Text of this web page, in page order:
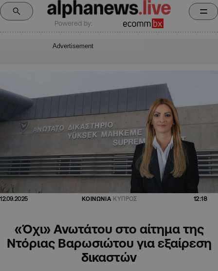
Powered by:
Advertisement
12.09.2025 ΚΟΙΝΩΝΙΑ ΚΥΠΡΟΣ 12:18
«Όχι» Ανωτάτου στο αίτημα της
Ντόριας Βαρωσιώτου για εξαίρεση
δικαστών